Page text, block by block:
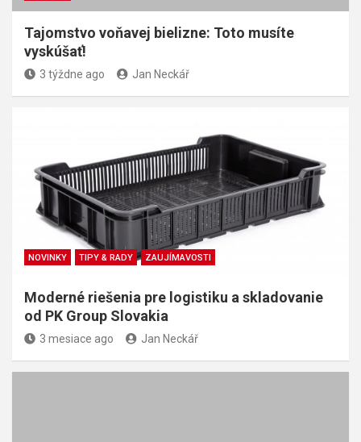
Tajomstvo voňavej bielizne: Toto musíte
vyskúšať!
3 týždne ago Jan Neckář
NOVINKY TIPY & RADY ZAUJÍMAVOSTI
Moderné riešenia pre logistiku a skladovanie
od PK Group Slovakia
3 mesiace ago Jan Neckář